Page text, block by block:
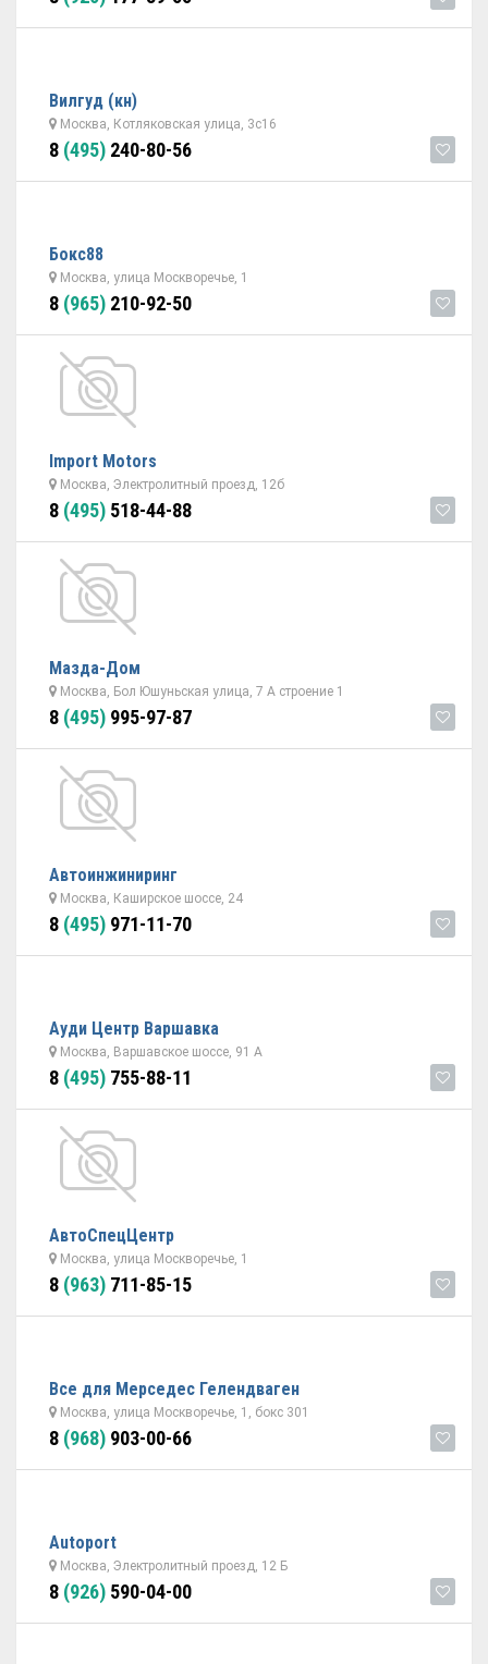
Вилгуд (кн)
Москва, Котляковская улица, 3с16
8 (495) 240-80-56
Бокс88
Москва, улица Москворечье, 1
8 (965) 210-92-50
Import Motors
Москва, Электролитный проезд, 12б
8 (495) 518-44-88
Мазда-Дом
Москва, Бол Юшуньская улица, 7 А строение 1
8 (495) 995-97-87
Автоинжиниринг
Москва, Каширское шоссе, 24
8 (495) 971-11-70
Ауди Центр Варшавка
Москва, Варшавское шоссе, 91 А
8 (495) 755-88-11
АвтоСпецЦентр
Москва, улица Москворечье, 1
8 (963) 711-85-15
Все для Мерседес Гелендваген
Москва, улица Москворечье, 1, бокс 301
8 (968) 903-00-66
Autoport
Москва, Электролитный проезд, 12 Б
8 (926) 590-04-00